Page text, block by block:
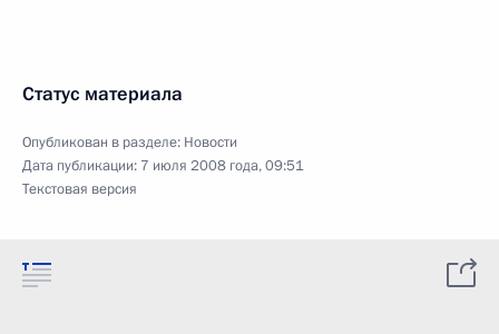
Статус материала
Опубликован в разделе: Новости
Дата публикации: 7 июля 2008 года, 09:51
Текстовая версия